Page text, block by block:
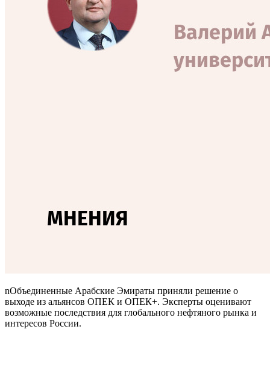
nОбъединенные Арабские Эмираты приняли решение о
выходе из альянсов ОПЕК и ОПЕК+. Эксперты оценивают
возможные последствия для глобального нефтяного рынка и
интересов России.